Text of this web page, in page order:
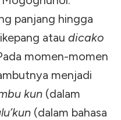
panjang hingga
atau dicako
momen-momen
menjadi
kun (dalam
(dalam bahasa